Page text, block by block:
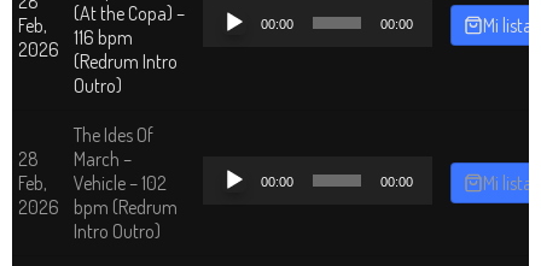
Feb,
2026
(At the Copa) –
116 bpm
(Redrum Intro
Outro)
Reproductor
00:00 00:00 Mi lista
28
Feb,
2026
The Ides Of
March –
Vehicle – 102
bpm (Redrum
Intro Outro)
Reproductor
00:00 00:00 Mi lista